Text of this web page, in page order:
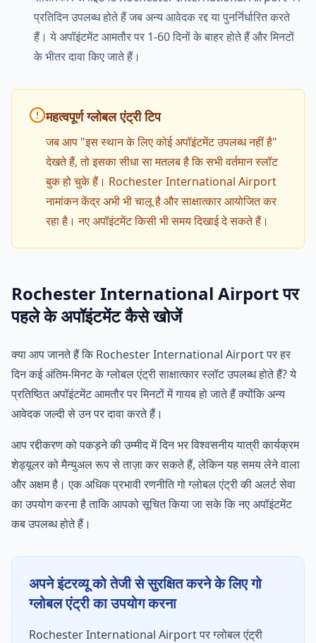
प्रतिदिन उपलब्ध होते हैं जब अन्य आवेदक रद्द या पुनर्निर्धारित करते
हैं। ये अपॉइंटमेंट आमतौर पर 1-60 दिनों के बाहर होते हैं और मिनटों
के भीतर दावा किए जाते हैं।
महत्वपूर्ण ग्लोबल एंट्री टिप
जब आप "इस स्थान के लिए कोई अपॉइंटमेंट उपलब्ध नहीं है"
देखते हैं, तो इसका सीधा सा मतलब है कि सभी वर्तमान स्लॉट
बुक हो चुके हैं। Rochester International Airport
नामांकन केंद्र अभी भी चालू है और साक्षात्कार आयोजित कर
रहा है। नए अपॉइंटमेंट किसी भी समय दिखाई दे सकते हैं।
Rochester International Airport पर
पहले के अपॉइंटमेंट कैसे खोजें
क्या आप जानते हैं कि Rochester International Airport पर हर
दिन कई अंतिम-मिनट के ग्लोबल एंट्री साक्षात्कार स्लॉट उपलब्ध होते हैं? ये
प्रतिष्ठित अपॉइंटमेंट आमतौर पर मिनटों में गायब हो जाते हैं क्योंकि अन्य
आवेदक जल्दी से उन पर दावा करते हैं।
आप रद्दीकरण को पकड़ने की उम्मीद में दिन भर विश्वसनीय यात्री कार्यक्रम
शेड्यूलर को मैन्युअल रूप से ताज़ा कर सकते हैं, लेकिन यह समय लेने वाला
और अक्षम है। एक अधिक प्रभावी रणनीति गो ग्लोबल एंट्री की अलर्ट सेवा
का उपयोग करना है ताकि आपको सूचित किया जा सके कि नए अपॉइंटमेंट
कब उपलब्ध होते हैं।
अपने इंटरव्यू को तेजी से सुरक्षित करने के लिए गो
ग्लोबल एंट्री का उपयोग करना
Rochester International Airport पर ग्लोबल एंट्री